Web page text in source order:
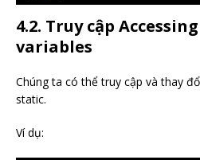
4.2. Truy cập
variables
Chúng ta có thể truy cập và thay
static.
Ví dụ: